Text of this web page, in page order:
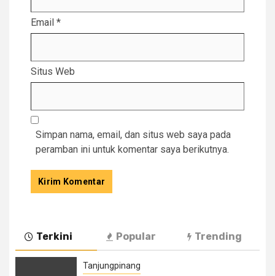
Email *
Situs Web
Simpan nama, email, dan situs web saya pada
peramban ini untuk komentar saya berikutnya.
Terkini Popular Trending
Tanjungpinang